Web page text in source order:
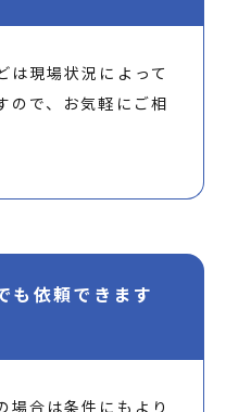
は現場状況によって
ので、お気軽にご相
も依頼できます
場合は条件にもより